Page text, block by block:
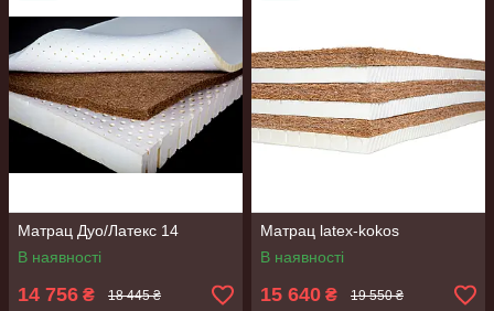
Матрац Дуо/Латекс 14
В наявності
14 756 ₴ 18 445 ₴
Матрац latex-kokos
В наявності
15 640 ₴ 19 550 ₴